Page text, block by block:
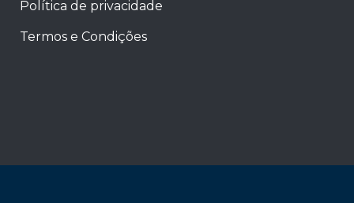
Política de privacidade
Termos e Condições